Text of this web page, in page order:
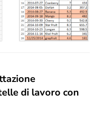
di lavoro con